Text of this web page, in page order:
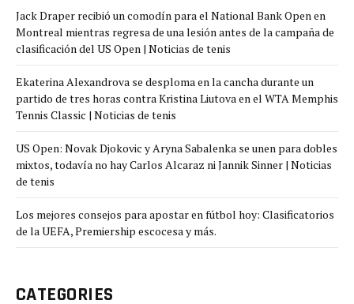
Jack Draper recibió un comodín para el National Bank Open en
Montreal mientras regresa de una lesión antes de la campaña de
clasificación del US Open | Noticias de tenis
Ekaterina Alexandrova se desploma en la cancha durante un
partido de tres horas contra Kristina Liutova en el WTA Memphis
Tennis Classic | Noticias de tenis
US Open: Novak Djokovic y Aryna Sabalenka se unen para dobles
mixtos, todavía no hay Carlos Alcaraz ni Jannik Sinner | Noticias
de tenis
Los mejores consejos para apostar en fútbol hoy: Clasificatorios
de la UEFA, Premiership escocesa y más.
CATEGORIES